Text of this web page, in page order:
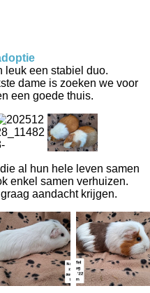
leuk een stabiel duo.
dame is zoeken we voor
een goede thuis.
al hun hele leven samen
enkel samen verhuizen.
aandacht krijgen.